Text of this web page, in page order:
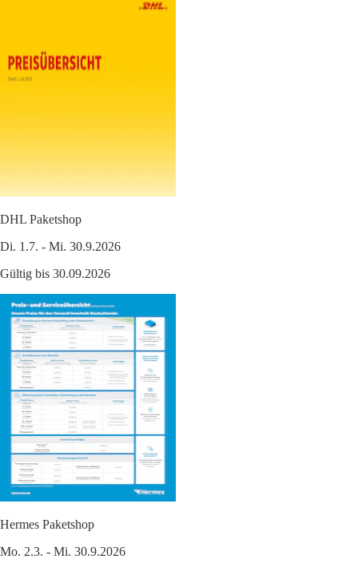
DHL Paketshop
Di. 1.7. - Mi. 30.9.2026
Gültig bis 30.09.2026
Hermes Paketshop
Mo. 2.3. - Mi. 30.9.2026